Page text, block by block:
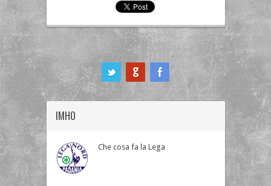
IMHO
Che cosa fa la Lega